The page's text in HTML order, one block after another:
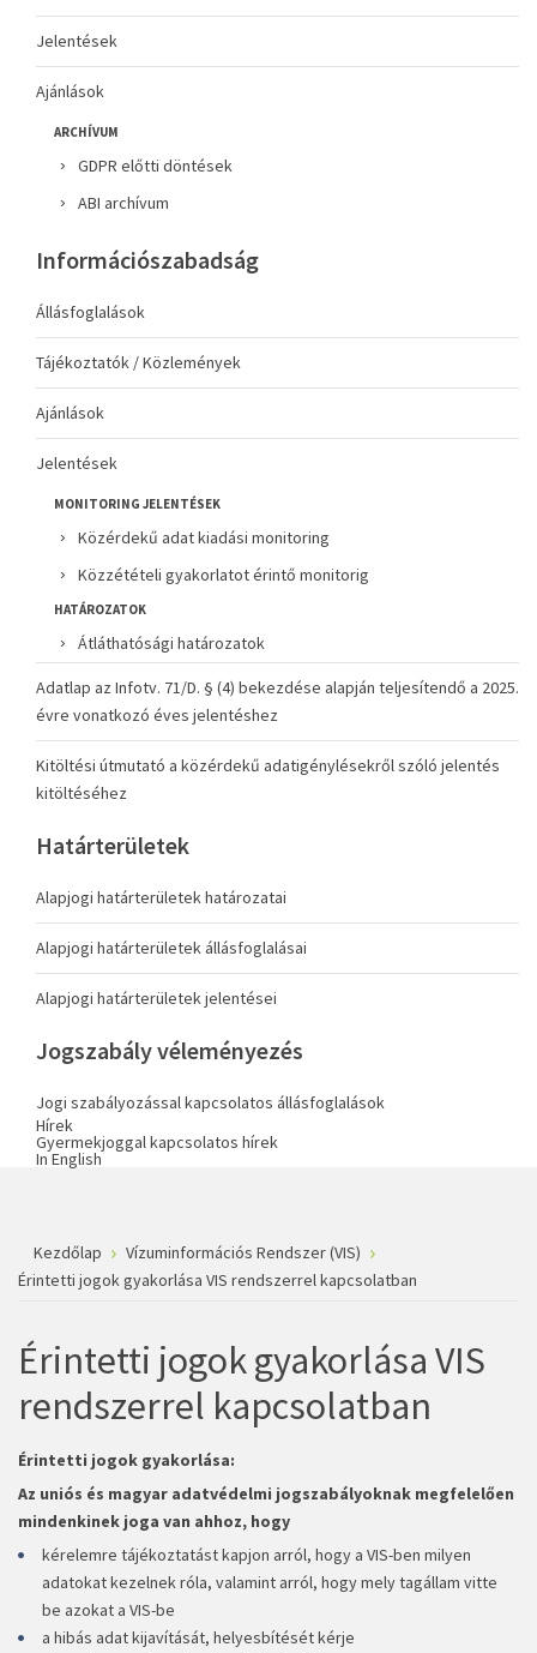
Jelentések
Ajánlások
ARCHÍVUM
GDPR előtti döntések
ABI archívum
Információszabadság
Állásfoglalások
Tájékoztatók / Közlemények
Ajánlások
Jelentések
MONITORING JELENTÉSEK
Közérdekű adat kiadási monitoring
Közzétételi gyakorlatot érintő monitorig
HATÁROZATOK
Átláthatósági határozatok
Adatlap az Infotv. 71/D. § (4) bekezdése alapján teljesítendő a 2025.
évre vonatkozó éves jelentéshez
Kitöltési útmutató a közérdekű adatigénylésekről szóló jelentés
kitöltéséhez
Határterületek
Alapjogi határterületek határozatai
Alapjogi határterületek állásfoglalásai
Alapjogi határterületek jelentései
Jogszabály véleményezés
Jogi szabályozással kapcsolatos állásfoglalások
Hírek
Gyermekjoggal kapcsolatos hírek
In English
Kezdőlap
Vízuminformációs Rendszer (VIS)
Érintetti jogok gyakorlása VIS rendszerrel kapcsolatban
Érintetti jogok gyakorlása VIS
rendszerrel kapcsolatban
Érintetti jogok gyakorlása:
Az uniós és magyar adatvédelmi jogszabályoknak megfelelően
mindenkinek joga van ahhoz, hogy
kérelemre tájékoztatást kapjon arról, hogy a VIS-ben milyen
adatokat kezelnek róla, valamint arról, hogy mely tagállam vitte
be azokat a VIS-be
a hibás adat kijavítását, helyesbítését kérje